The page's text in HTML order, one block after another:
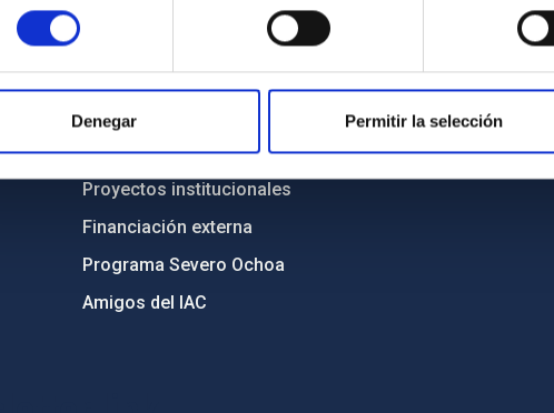
Denegar Permitir la selección
Código ético y política antifraude
Igualdad y diversidad de género
Forever IAC
Medio Ambiente y Sostenibilidad
Proyectos institucionales
Financiación externa
Programa Severo Ochoa
Amigos del IAC
Aviso legal
Política de
Accesibilidad